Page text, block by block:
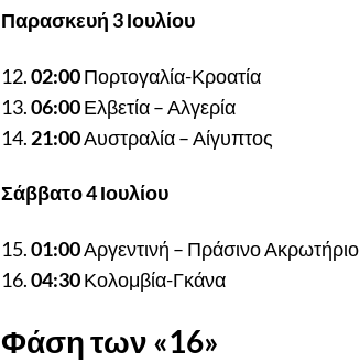
Παρασκευή 3 Ιουλίου
12.02:00Πορτογαλία-Κροατία
13.06:00Ελβετία – Αλγερία
14. 21:00Αυστραλία – Αίγυπτος
Σάββατο 4 Ιουλίου
15.01:00Αργεντινή – Πράσινο Ακρωτήριο
16.04:30Κολομβία-Γκάνα
Φάση των «16»